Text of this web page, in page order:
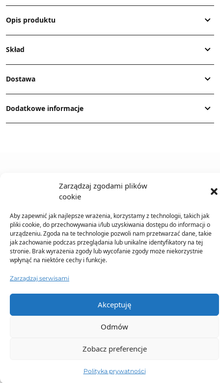
Zarządzaj zgodami plików
cookie
Aby zapewnić jak najlepsze wrażenia, korzystamy z technologii, takich jak
pliki cookie, do przechowywania i/lub uzyskiwania dostępu do informacji o
urządzeniu. Zgoda na te technologie pozwoli nam przetwarzać dane, takie
jak zachowanie podczas przeglądania lub unikalne identyfikatory na tej
stronie. Brak wyrażenia zgody lub wycofanie zgody może niekorzystnie
wpłynąć na niektóre cechy i funkcje.
Zarządzaj serwisami
Akceptuję
Odmów
Zobacz preferencje
Polityka prywatności
Opis produktu
Skład
Dostawa
Dodatkowe informacje
TO SIĘ TERAZ SPRZEDAJE
NOWOŚĆ